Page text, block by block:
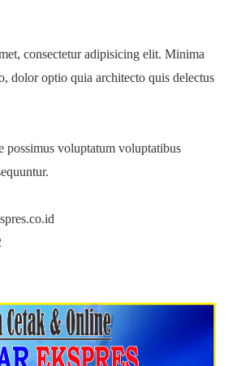
consectetur adipisicing elit. Minima
dolor optio quia architecto quis delectus
possimus voluptatum voluptatibus